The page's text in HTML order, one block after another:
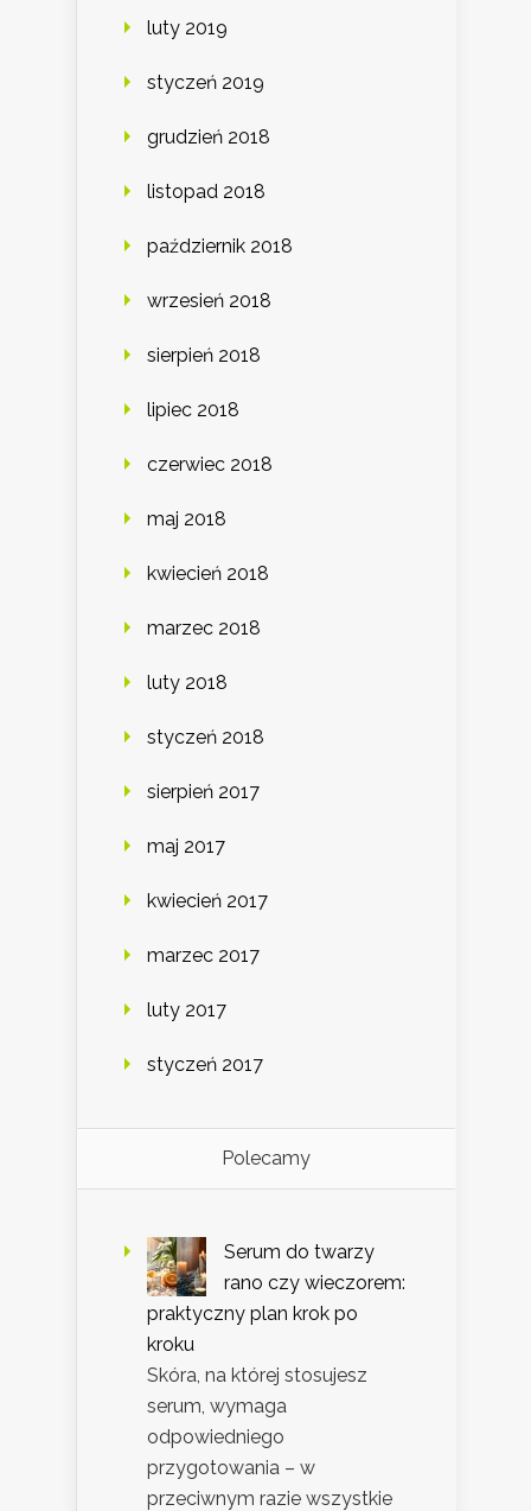
luty 2019
styczeń 2019
grudzień 2018
listopad 2018
październik 2018
wrzesień 2018
sierpień 2018
lipiec 2018
czerwiec 2018
maj 2018
kwiecień 2018
marzec 2018
luty 2018
styczeń 2018
sierpień 2017
maj 2017
kwiecień 2017
marzec 2017
luty 2017
styczeń 2017
Polecamy
Serum do twarzy
rano czy wieczorem:
praktyczny plan krok po
kroku
Skóra, na której stosujesz
serum, wymaga
odpowiedniego
przygotowania – w
przeciwnym razie wszystkie